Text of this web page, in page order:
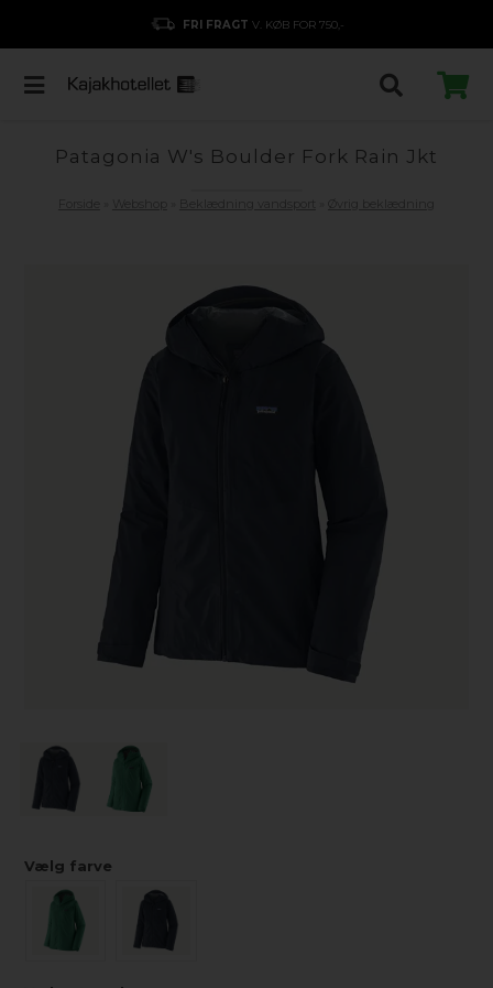
FRI FRAGT V. KØB FOR 750,-
Patagonia W's Boulder Fork Rain Jkt
Vælg farve